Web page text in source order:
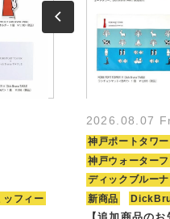
ッフィー
2026.08.07
神戸ポートタワー
神戸ウォーターフ
ディックブルーナ
新商品